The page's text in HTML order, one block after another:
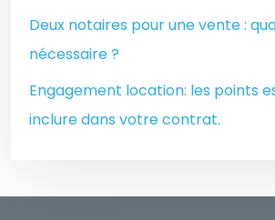
Deux notaires pour une vente :
nécessaire ?
Engagement location: les points
inclure dans votre contrat.